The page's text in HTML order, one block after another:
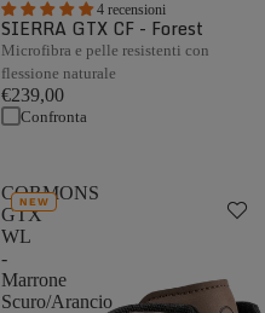
4 recensioni
SIERRA GTX CF - Forest
Microfibra e pelle resistenti con
flessione naturale
€239,00
Confronta
CORMONS
GTX
WL
-
Marrone
Scuro/Arancio
NEW